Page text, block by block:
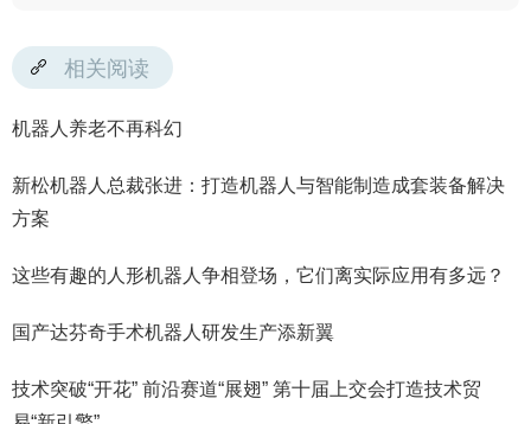
相关阅读
机器人养老不再科幻
新松机器人总裁张进：打造机器人与智能制造成套装备解决
方案
这些有趣的人形机器人争相登场，它们离实际应用有多远？
国产达芬奇手术机器人研发生产添新翼
技术突破“开花” 前沿赛道“展翅” 第十届上交会打造技术贸